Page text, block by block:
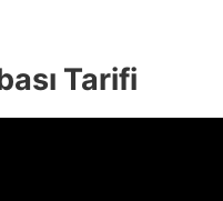
Tarifi